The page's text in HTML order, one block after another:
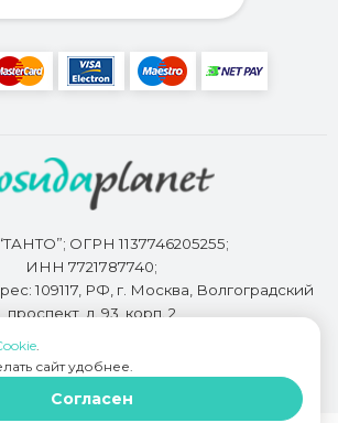
ОГРН 1137746205255;
ИНН 7721787740;
109117, РФ, г. Москва, Волгоградский
проспект, д. 93, корп. 2
сайта занимается
.
сайт удобнее.
Согласен